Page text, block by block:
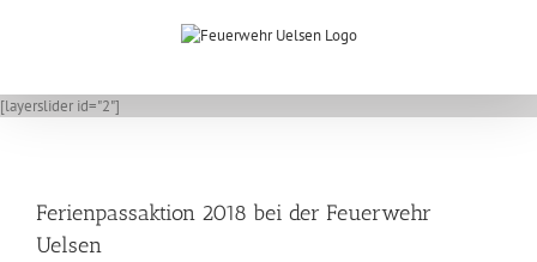
[layerslider id="2"]
Ferienpassaktion 2018 bei der Feuerwehr
Uelsen